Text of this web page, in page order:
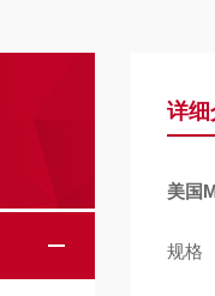
详细
美国
规格